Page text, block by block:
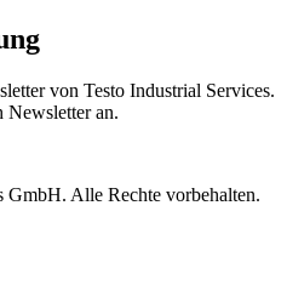
von Testo Industrial Services.
Newsletter an.
Alle Rechte vorbehalten.